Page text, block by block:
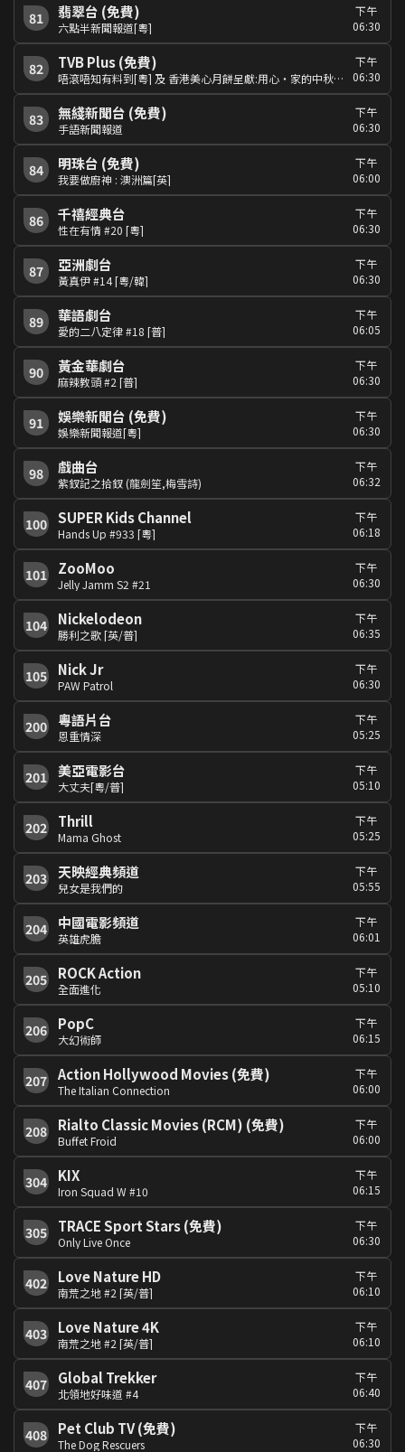
81 翡翠台 (免費)
六點半新聞報道[粵]
下午
06:30
82 TVB Plus (免費)
唔滾唔知有料到[粵] 及 香港美心月餅呈獻:用心‧家的中秋味道[粵]
下午
06:30
83 無綫新聞台 (免費)
手語新聞報道
下午
06:30
84 明珠台 (免費)
我要做廚神 : 澳洲篇[英]
下午
06:00
86 千禧經典台
性在有情 #20 [粵]
下午
06:30
87 亞洲劇台
黃真伊 #14 [粵/韓]
下午
06:30
89 華語劇台
愛的二八定律 #18 [普]
下午
06:05
90 黃金華劇台
麻辣教頭 #2 [普]
下午
06:30
91 娛樂新聞台 (免費)
娛樂新聞報道[粵]
下午
06:30
98 戲曲台
紫釵記之拾釵 (龍劍笙,梅雪詩)
下午
06:32
100 SUPER Kids Channel
Hands Up #933 [粵]
下午
06:18
101 ZooMoo
Jelly Jamm S2 #21
下午
06:30
104 Nickelodeon
勝利之歌 [英/普]
下午
06:35
105 Nick Jr
PAW Patrol
下午
06:30
200 粵語片台
恩重情深
下午
05:25
201 美亞電影台
大丈夫[粵/普]
下午
05:10
202 Thrill
Mama Ghost
下午
05:25
203 天映經典頻道
兒女是我們的
下午
05:55
204 中國電影頻道
英雄虎膽
下午
06:01
205 ROCK Action
全面進化
下午
05:10
206 PopC
大幻術師
下午
06:15
207 Action Hollywood Movies (免費)
The Italian Connection
下午
06:00
208 Rialto Classic Movies (RCM) (免費)
Buffet Froid
下午
06:00
304 KIX
Iron Squad W #10
下午
06:15
305 TRACE Sport Stars (免費)
Only Live Once
下午
06:30
402 Love Nature HD
南荒之地 #2 [英/普]
下午
06:10
403 Love Nature 4K
南荒之地 #2 [英/普]
下午
06:10
407 Global Trekker
北領地好味道 #4
下午
06:40
408 Pet Club TV (免費)
The Dog Rescuers
下午
06:30